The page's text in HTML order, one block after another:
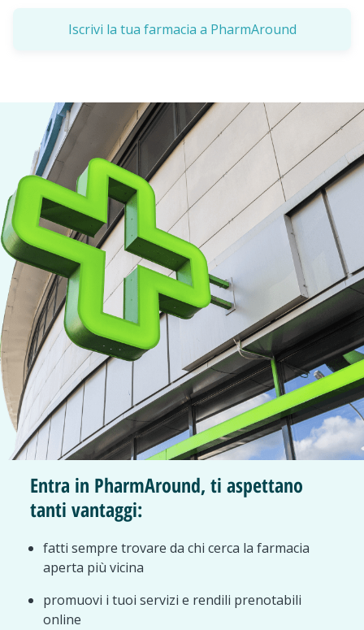
Iscrivi la tua farmacia a PharmAround
Entra in PharmAround, ti aspettano
tanti vantaggi:
fatti sempre trovare da chi cerca la farmacia
aperta più vicina
promuovi i tuoi servizi e rendili prenotabili
online